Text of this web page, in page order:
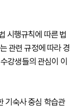
시행규칙에 따른 법
관련 규정에 따라 경
강생들의 관심이 이
기숙사 중심 학습관